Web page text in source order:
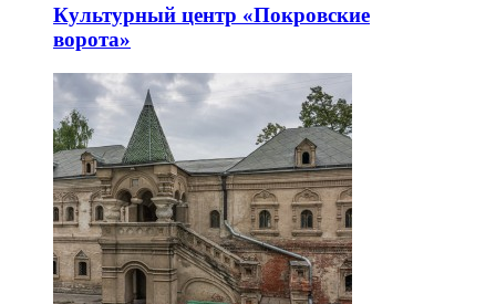
Культурный центр «Покровские
ворота»